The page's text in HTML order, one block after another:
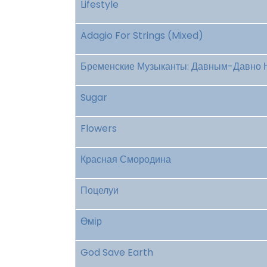
Lifestyle
Adagio For Strings (Mixed)
Бременские Музыканты: Давным-Давно
Sugar
Flowers
Красная Смородина
Поцелуи
Өмір
God Save Earth